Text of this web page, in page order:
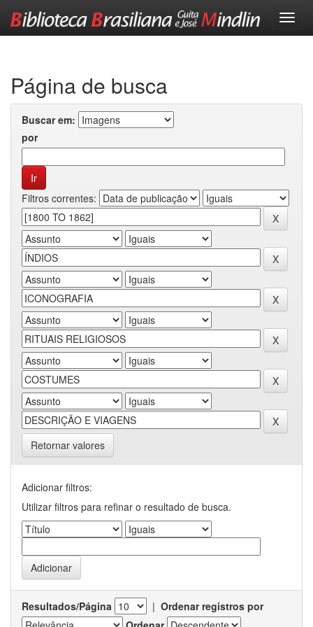
Página de busca
Buscar em:
por
Filtros correntes:
Retornar valores
Adicionar filtros:
Utilizar filtros para refinar o resultado de busca.
Resultados/Página | Ordenar registros por